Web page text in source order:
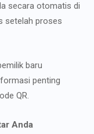
secara otomatis di
setelah proses
baru
penting
QR.
Anda